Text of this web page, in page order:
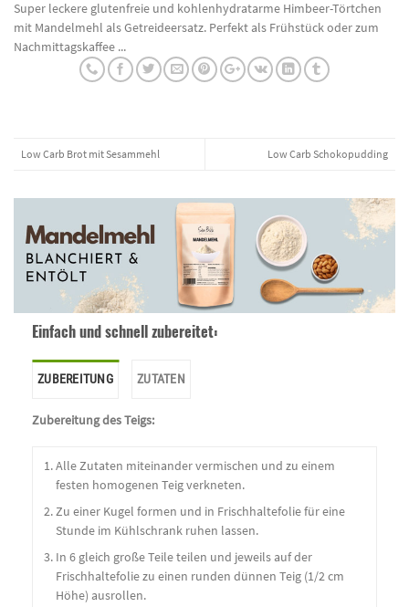
Super leckere glutenfreie und kohlenhydratarme Himbeer-Törtchen
mit Mandelmehl als Getreideersatz. Perfekt als Frühstück oder zum
Nachmittagskaffee ...
Low Carb Brot mit Sesammehl Low Carb Schokopudding
Einfach und schnell zubereitet:
ZUBEREITUNG ZUTATEN
Zubereitung des Teigs:
Alle Zutaten miteinander vermischen und zu einem
festen homogenen Teig verkneten.
Zu einer Kugel formen und in Frischhaltefolie für eine
Stunde im Kühlschrank ruhen lassen.
In 6 gleich große Teile teilen und jeweils auf der
Frischhaltefolie zu einen runden dünnen Teig (1/2 cm
Höhe) ausrollen.